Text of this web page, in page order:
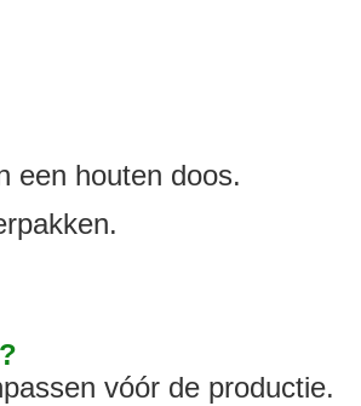
een houten doos.
vóór de productie.